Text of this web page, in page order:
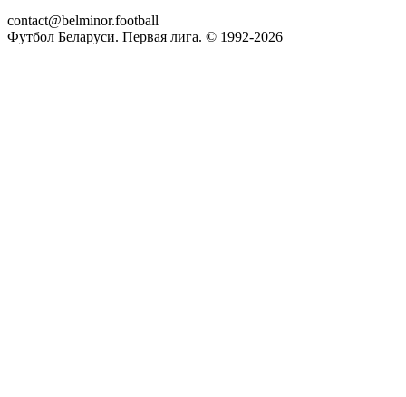
contact@belminor.football
Футбол Беларуси. Первая лига. © 1992-2026